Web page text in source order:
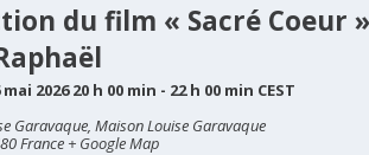
du film « Sacré Coeur
2026 20 h 00 min - 22 h 00 min CEST
Garavaque,Maison Louise Garavaque
France + Google Map